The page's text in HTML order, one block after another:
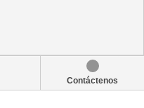
Contáctenos